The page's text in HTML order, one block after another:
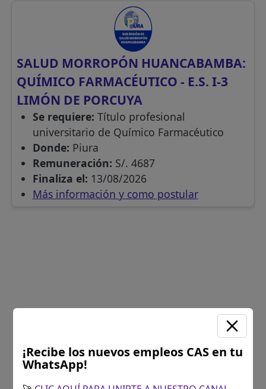
SALUD MORROPÓN HUANCABAMBA:
QUÍMICO FARMACÉUTICO - E.S. I-3
LIMÓN DE PORCUYA
Se requiere: Título profesional
universitario de Químico Farmacéutico
Donde: Piura
Remuneración: S/. 4687
Finaliza el: 13/08/2026
Más información y como postular
¡Recibe los nuevos empleos CAS en tu
WhatsApp!